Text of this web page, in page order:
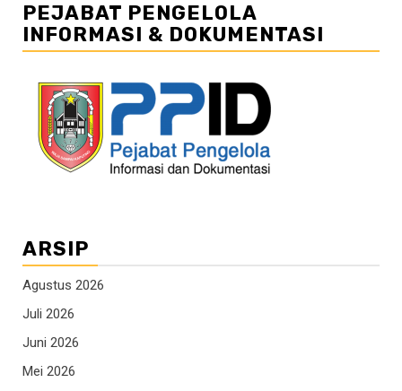
PEJABAT PENGELOLA
INFORMASI & DOKUMENTASI
ARSIP
Agustus 2026
Juli 2026
Juni 2026
Mei 2026